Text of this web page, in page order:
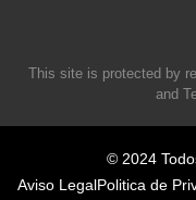
This site is protected by
and
© 2024
Aviso LegalPolitica de